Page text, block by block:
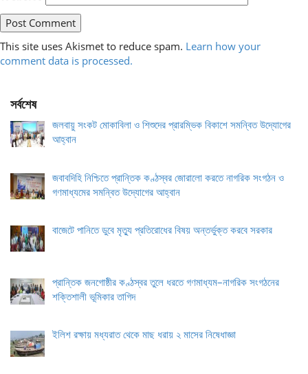
This site uses Akismet to reduce spam. Learn how your
comment data is processed.
সর্বশেষ
জলবায়ু সংকট মোকাবিলা ও শিশুদের প্রারম্ভিক বিকাশে সমন্বিত উদ্যোগের
আহ্বান
জবাবদিহি নিশ্চিতে প্রান্তিক কণ্ঠস্বর জোরালো করতে নাগরিক সংগঠন ও
গণমাধ্যমের সমন্বিত উদ্যোগের আহ্বান
বাজেটে পানিতে ডুবে মৃত্যু প্রতিরোধের বিষয় অন্তর্ভুক্ত করবে সরকার
প্রান্তিক জনগোষ্ঠীর কণ্ঠস্বর তুলে ধরতে গণমাধ্যম–নাগরিক সংগঠনের
শক্তিশালী ভূমিকার তাগিদ
ইলিশ রক্ষায় মধ্যরাত থেকে মাছ ধরায় ২ মাসের নিষেধাজ্ঞা